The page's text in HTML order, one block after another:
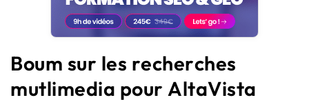
Plateforme
Solutions
Ressources
Audit SEO
Boum sur les recherches
mutlimedia pour AltaVista